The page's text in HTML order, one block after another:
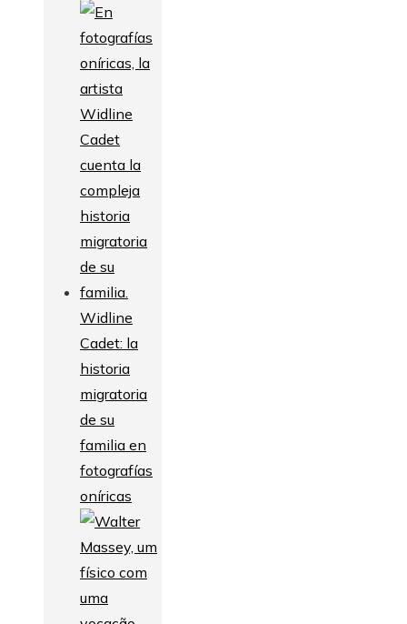
Widline
Cadet: la
historia
migratoria
de su
familia en
fotografías
oníricas